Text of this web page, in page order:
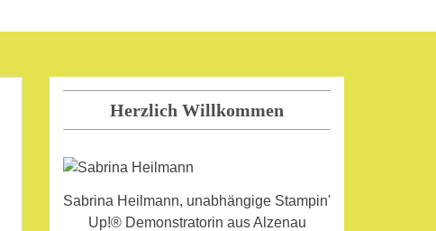
Herzlich Willkommen
Sabrina Heilmann, unabhängige Stampin'
Up!® Demonstratorin aus Alzenau